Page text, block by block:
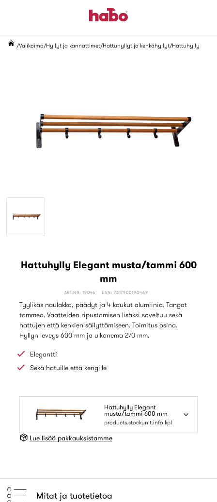
Valikoima Hyllyt ja kannattimet Hattuhyllyt ja kenkähyllyt Hattuhylly
Hattuhylly Elegant musta/tammi 600
mm
ART.NR: 19046 EAN: 7317900190469
Tyylikäs naulakko, päädyt ja 4 koukut alumiinia. Tangot
tammea. Vaatteiden ripustamisen lisäksi soveltuu sekä
hattujen että kenkien säilyttämiseen. Toimitus osina.
Hyllyn leveys 600 mm ja ulkonema 270 mm.
Elegantti
Sekä hatuille että kengille
Hattuhylly Elegant
musta/tammi 600 mm
products.stockunit.info.kpl
Lue lisää pakkauksistamme
Mitat ja tuotetietoa